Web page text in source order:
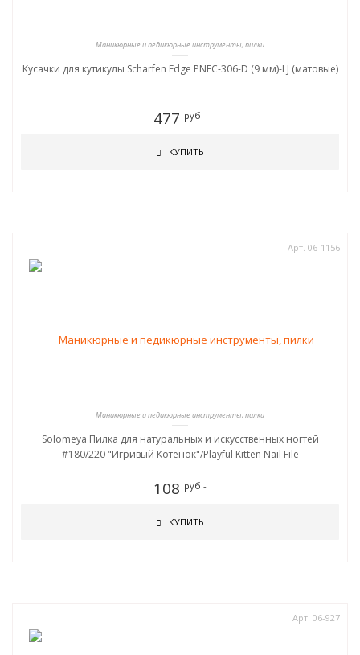
Маникюрные и педикюрные инструменты, пилки
Кусачки для кутикулы Scharfen Edge PNEC-306-D (9 мм)-LJ (матовые)
477 руб.-
КУПИТЬ
Арт. 06-1156
Маникюрные и педикюрные инструменты, пилки
Solomeya Пилка для натуральных и искусственных ногтей
#180/220 "Игривый Котенок"/Playful Kitten Nail File
108 руб.-
КУПИТЬ
Арт. 06-927